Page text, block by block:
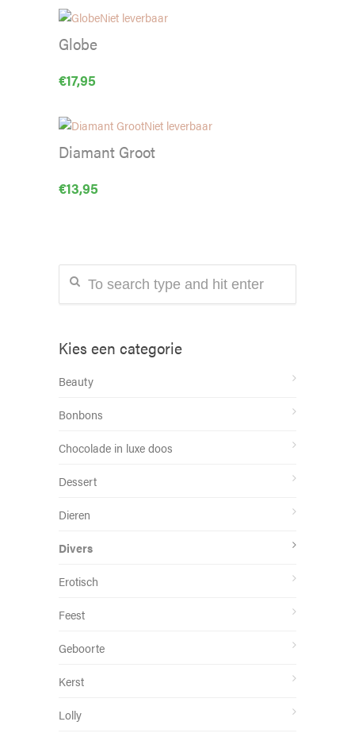
Niet leverbaar
Globe
€17,95
Niet leverbaar
Diamant Groot
€13,95
Kies een categorie
Beauty
Bonbons
Chocolade in luxe doos
Dessert
Dieren
Divers
Erotisch
Feest
Geboorte
Kerst
Lolly